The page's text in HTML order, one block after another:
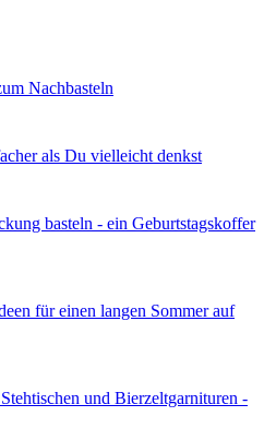
Nachbasteln
als Du vielleicht denkst
basteln - ein Geburtstagskoffer
für einen langen Sommer auf
und Bierzeltgarnituren -